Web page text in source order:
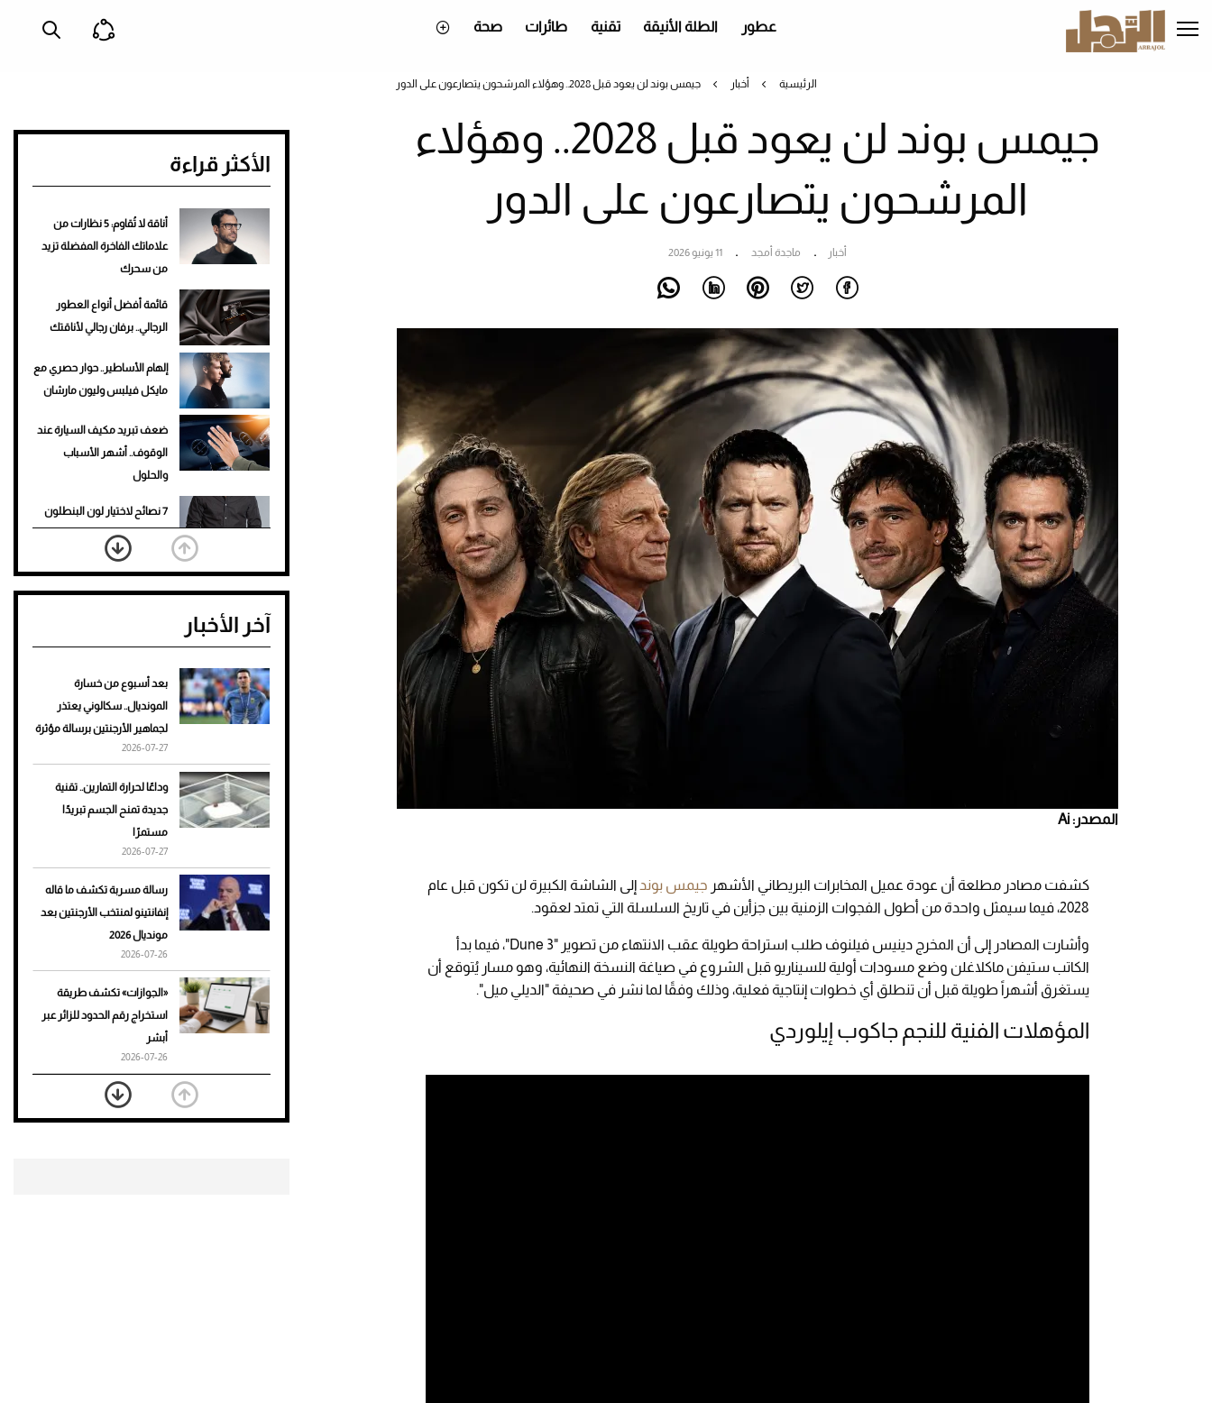
إلى
المحتوى
عطور الطلة الأنيقة تقنية طائرات صحة
الرئيسية أخبار جيمس بوند لن يعود قبل 2028.. وهؤلاء المرشحون يتصارعون على الدور
جيمس بوند لن يعود قبل 2028.. وهؤلاء
المرشحون يتصارعون على الدور
أخبار ماجدة أمجد 11 يونيو 2026
المصدر: Ai
كشفت مصادر مطلعة أن عودة عميل المخابرات البريطاني الأشهر جيمس بوند إلى الشاشة الكبيرة لن تكون قبل عام
2028، فيما سيمثل واحدة من أطول الفجوات الزمنية بين جزأين في تاريخ السلسلة التي تمتد لعقود.
وأشارت المصادر إلى أن المخرج دينيس فيلنوف طلب استراحة طويلة عقب الانتهاء من تصوير "Dune 3"، فيما بدأ
الكاتب ستيفن ماكلاغلن وضع مسودات أولية للسيناريو قبل الشروع في صياغة النسخة النهائية، وهو مسار يُتوقع أن
يستغرق أشهراً طويلة قبل أن تنطلق أي خطوات إنتاجية فعلية، وذلك وفقًا لما نشر في صحيفة "الديلي ميل".
المؤهلات الفنية للنجم جاكوب إيلوردي
الأكثر قراءة
أناقة لا تُقاوم: 5 نظارات من
علاماتك الفاخرة المفضلة تزيد
من سحرك
قائمة أفضل أنواع العطور
الرجالي.. برفان رجالي لأناقتك
إلهام الأساطير.. حوار حصري مع
مايكل فيلبس وليون مارشان
ضعف تبريد مكيف السيارة عند
الوقوف.. أشهر الأسباب
والحلول
7 نصائح لاختيار لون البنطلون
المناسب للقميص الأسود
نرى المستقبل من خلال
تصميماتنا.. كيف حجزت 1886
تمنحك فخامة استثنائية
هوى الأبطال
أفضل تدريج للشعر الطويل
لإطلالة جريئة وعصرية
للرجال
آخر الأخبار
بعد أسبوع من خسارة
المونديال.. سكالوني يعتذر
لجماهير الأرجنتين برسالة مؤثرة
2026-07-27
وداعًا لحرارة التمارين.. تقنية
جديدة تمنح الجسم تبريدًا
مستمرًا
2026-07-27
رسالة مسربة تكشف ما قاله
إنفانتينو لمنتخب الأرجنتين بعد
مونديال 2026
2026-07-26
«الجوازات» تكشف طريقة
استخراج رقم الحدود للزائر عبر
أبشر
2026-07-26
بعد 7 أشهر من تعرضه لحادث
مروع.. جوشوا يفوز على برينغا